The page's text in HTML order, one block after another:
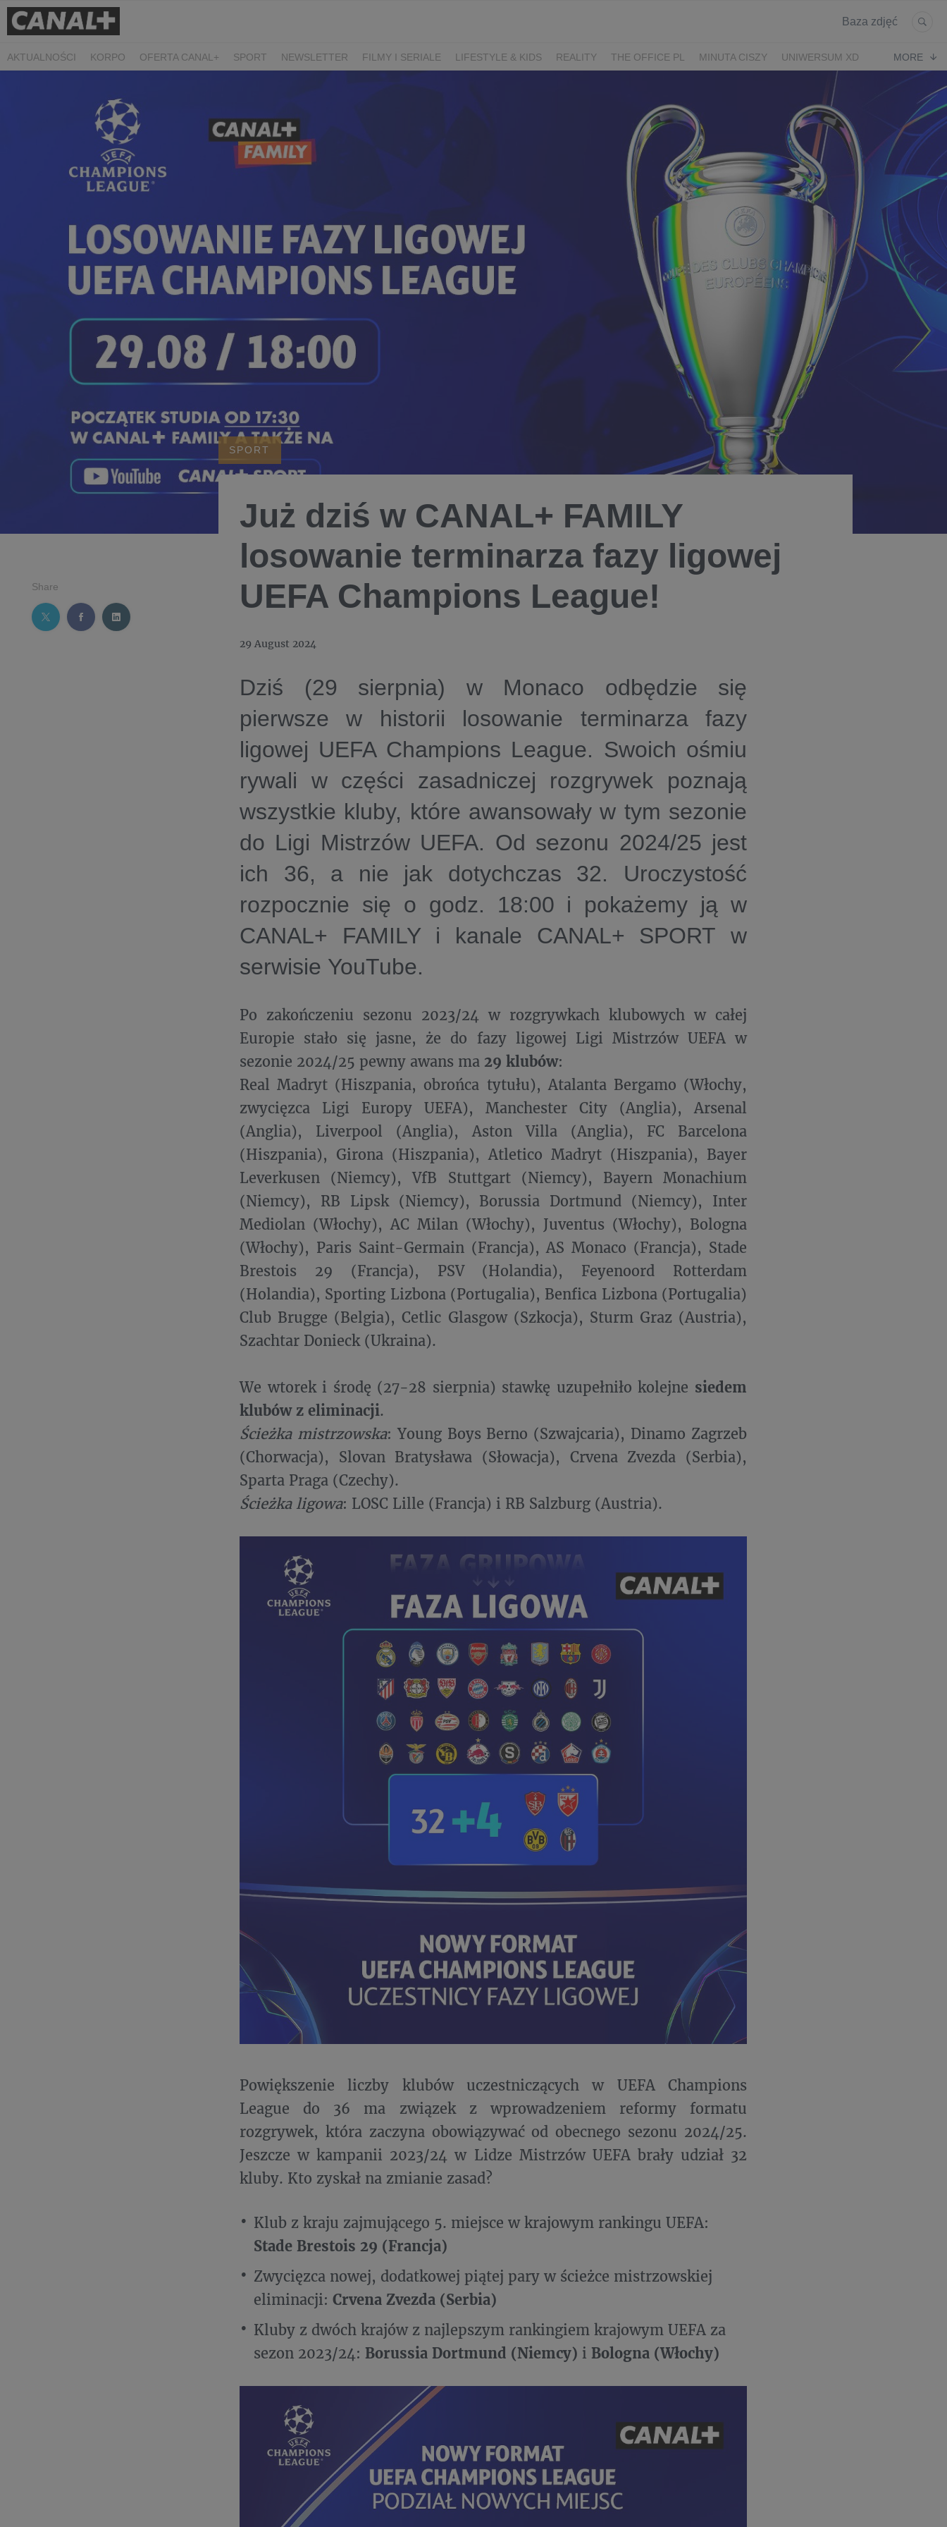
Baza zdjęć
AKTUALNOŚCI KORPO OFERTA CANAL+ SPORT NEWSLETTER FILMY I SERIALE LIFESTYLE & KIDS REALITY THE OFFICE PL MINUTA CISZY
UNIWERSUM XD
PLANETA SINGLI. OSIEM HISTORII
MORE
Share
SPORT
Już dziś w CANAL+ FAMILY
losowanie terminarza fazy ligowej
UEFA Champions League!
29 August 2024
Dziś (29 sierpnia) w Monaco odbędzie się
pierwsze w historii losowanie terminarza fazy
ligowej UEFA Champions League. Swoich ośmiu
rywali w części zasadniczej rozgrywek poznają
wszystkie kluby, które awansowały w tym sezonie
do Ligi Mistrzów UEFA. Od sezonu 2024/25 jest
ich 36, a nie jak dotychczas 32. Uroczystość
rozpocznie się o godz. 18:00 i pokażemy ją w
CANAL+ FAMILYi kanale CANAL+ SPORT w
serwisie YouTube.
Po zakończeniu sezonu 2023/24 w rozgrywkach klubowych w całej
Europie stało się jasne, że do fazy ligowej Ligi Mistrzów UEFA w
sezonie 2024/25 pewny awans ma 29 klubów:
Real Madryt (Hiszpania, obrońca tytułu), Atalanta Bergamo (Włochy,
zwycięzca Ligi Europy UEFA), Manchester City (Anglia), Arsenal
(Anglia), Liverpool (Anglia), Aston Villa (Anglia), FC Barcelona
(Hiszpania), Girona (Hiszpania), Atletico Madryt (Hiszpania), Bayer
Leverkusen (Niemcy), VfB Stuttgart (Niemcy), Bayern Monachium
(Niemcy), RB Lipsk (Niemcy), Borussia Dortmund (Niemcy), Inter
Mediolan (Włochy), AC Milan (Włochy), Juventus (Włochy), Bologna
(Włochy), Paris Saint-Germain (Francja), AS Monaco (Francja), Stade
Brestois 29 (Francja), PSV (Holandia), Feyenoord Rotterdam
(Holandia), Sporting Lizbona (Portugalia), Benfica Lizbona (Portugalia)
Club Brugge (Belgia), Cetlic Glasgow (Szkocja), Sturm Graz (Austria),
Szachtar Donieck (Ukraina).
We wtorek i środę (27-28 sierpnia) stawkę uzupełniło kolejne siedem
klubów z eliminacji.
Ścieżka mistrzowska: Young Boys Berno (Szwajcaria), Dinamo Zagrzeb
(Chorwacja), Slovan Bratysława (Słowacja), Crvena Zvezda (Serbia),
Sparta Praga (Czechy).
Ścieżka ligowa: LOSC Lille (Francja) i RB Salzburg (Austria).
Powiększenie liczby klubów uczestniczących w UEFA Champions
League do 36 ma związek z wprowadzeniem reformy formatu
rozgrywek, która zaczyna obowiązywać od obecnego sezonu 2024/25.
Jeszcze w kampanii 2023/24 w Lidze Mistrzów UEFA brały udział 32
kluby. Kto zyskał na zmianie zasad?
Klub z kraju zajmującego 5. miejsce w krajowym rankingu UEFA:
Stade Brestois 29 (Francja)
Zwycięzca nowej, dodatkowej piątej pary w ścieżce mistrzowskiej
eliminacji: Crvena Zvezda (Serbia)
Kluby z dwóch krajów z najlepszym rankingiem krajowym UEFA za
sezon 2023/24: Borussia Dortmund (Niemcy) i Bologna (Włochy)